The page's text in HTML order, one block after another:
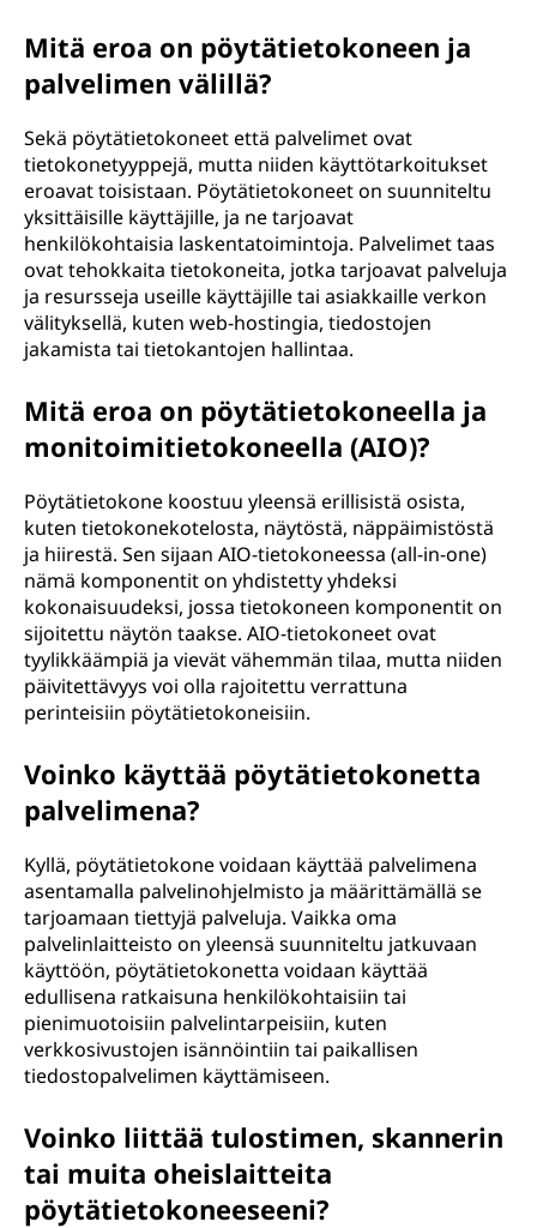
Mitä eroa on pöytätietokoneen ja
palvelimen välillä?
Sekä pöytätietokoneet että palvelimet ovat
tietokonetyyppejä, mutta niiden käyttötarkoitukset
eroavat toisistaan. Pöytätietokoneet on suunniteltu
yksittäisille käyttäjille, ja ne tarjoavat
henkilökohtaisia laskentatoimintoja. Palvelimet taas
ovat tehokkaita tietokoneita, jotka tarjoavat palveluja
ja resursseja useille käyttäjille tai asiakkaille verkon
välityksellä, kuten web-hostingia, tiedostojen
jakamista tai tietokantojen hallintaa.
Mitä eroa on pöytätietokoneella ja
monitoimitietokoneella (AIO)?
Pöytätietokone koostuu yleensä erillisistä osista,
kuten tietokonekotelosta, näytöstä, näppäimistöstä
ja hiirestä. Sen sijaan AIO-tietokoneessa (all-in-one)
nämä komponentit on yhdistetty yhdeksi
kokonaisuudeksi, jossa tietokoneen komponentit on
sijoitettu näytön taakse. AIO-tietokoneet ovat
tyylikkäämpiä ja vievät vähemmän tilaa, mutta niiden
päivitettävyys voi olla rajoitettu verrattuna
perinteisiin pöytätietokoneisiin.
Voinko käyttää pöytätietokonetta
palvelimena?
Kyllä, pöytätietokone voidaan käyttää palvelimena
asentamalla palvelinohjelmisto ja määrittämällä se
tarjoamaan tiettyjä palveluja. Vaikka oma
palvelinlaitteisto on yleensä suunniteltu jatkuvaan
käyttöön, pöytätietokonetta voidaan käyttää
edullisena ratkaisuna henkilökohtaisiin tai
pienimuotoisiin palvelintarpeisiin, kuten
verkkosivustojen isännöintiin tai paikallisen
tiedostopalvelimen käyttämiseen.
Voinko liittää tulostimen, skannerin
tai muita oheislaitteita
pöytätietokoneeseeni?